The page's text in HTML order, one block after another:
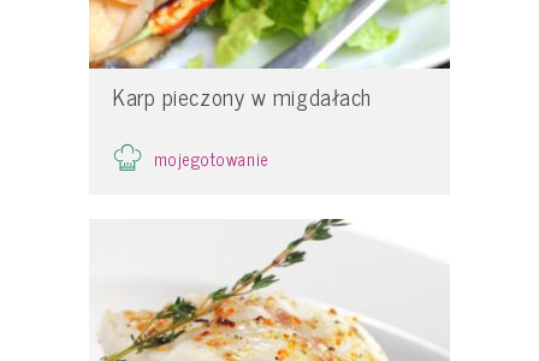
Karp pieczony w migdałach
mojegotowanie